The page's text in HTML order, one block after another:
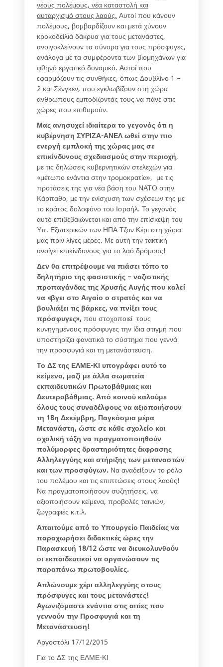
νέους πολέμους, νέα καταστολή και
αυταρχισμό στους λαούς. Αυτοί που κάνουν
πολέμους, βομβαρδίζουν και μετά χύνουν
κροκοδείλιά δάκρυα για τους μετανάστες,
ανοιγοκλείνουν τα σύνορα για τους πρόσφυγες,
ανάλογα με τα συμφέροντα των βιομηχάνων για
φθηνό εργατικό δυναμικό. Αυτοί που
εφαρμόζουν τις συνθήκες, όπως Δουβλίνο 1 –
2 και Σένγκεν, που εγκλωβίζουν στη χώρα
ανθρώπους εμποδίζοντάς τους να πάνε στις
χώρες που επιθυμούν.
Μας ανησυχεί ιδιαίτερα το γεγονός ότι η
κυβέρνηση ΣΥΡΙΖΑ-ΑΝΕΛ ωθεί στην πιο
ενεργή εμπλοκή της χώρας μας σε
επικίνδυνους σχεδιασμούς στην περιοχή,
με τις δηλώσεις κυβερνητικών στελεχών για
«μέτωπο ενάντια στην τρομοκρατία», με τις
προτάσεις της για νέα βάση του ΝΑΤΟ στην
Κάρπαθο, με την ενίσχυση των σχέσεων της με
το κράτος δολοφόνο του Ισραήλ. Το γεγονός
αυτό επιβεβαιώνεται και από την επίσκεψη του
Υπ. Εξωτερικών των ΗΠΑ Τζον Κέρι στη χώρα
μας πριν λίγες μέρες. Με αυτή την τακτική
ανοίγει επικίνδυνους για το λαό δρόμους!
Δεν θα επιτρέψουμε να πιάσει τόπο το
δηλητήριο της φασιστικής – ναζιστικής
προπαγάνδας της Χρυσής Αυγής που καλεί
να «βγει στο Αιγαίο ο στρατός και να
βουλιάξει τις βάρκες, να πνίξει τους
πρόσφυγες», που στοχοποιεί τους
κυνηγημένους πρόσφυγες την ίδια στιγμή που
υποστηρίζει φανατικά το σύστημα που γεννά
την προσφυγιά και τη μετανάστευση.
Το ΔΣ της ΕΛΜΕ-ΚΙ υπογράφει αυτό το
κείμενο, μαζί με άλλα σωματεία
εκπαιδευτικών Πρωτοβάθμιας και
Δευτεροβάθμιας. Από κοινού καλούμε
όλους τους συναδέλφους να αξιοποιήσουν
τη 18η Δεκέμβρη, Παγκόσμια μέρα
Μετανάστη, ώστε σε κάθε σχολείο και
σχολική τάξη να πραγματοποιηθούν
πολύμορφες δραστηριότητες έκφρασης
Αλληλεγγύης και στήριξης των μεταναστών
και των προσφύγων. Να αναδείξουν το ρόλο
του πολέμου και τις επιπτώσεις στους λαούς!
Να πραγματοποιήσουν συζητήσεις, να
αξιοποιήσουν κείμενα, προβολές ταινιών,
ζωγραφιές κ.τ.λ.
Απαιτούμε από το Υπουργείο Παιδείας να
παραχωρήσει διδακτικές ώρες την
Παρασκευή 18/12 ώστε να διευκολυνθούν
οι εκπαιδευτικοί να οργανώσουν τις
παραπάνω πρωτοβουλίες.
Απλώνουμε χέρι αλληλεγγύης στους
πρόσφυγες και τους μετανάστες!
Αγωνιζόμαστε ενάντια στις αιτίες που
γεννούν την Προσφυγιά και τη
Μετανάστευση!
Αργοστόλι 17/12/2015
Για το ΔΣ της ΕΛΜΕ-ΚΙ